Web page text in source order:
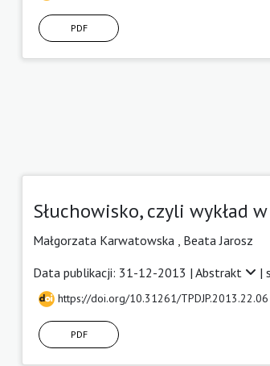
PDF
Słuchowisko, czyli wykład
Małgorzata Karwatowska , Beata Jarosz
Data publikacji: 31-12-2013 | Abstrakt |
https://doi.org/10.31261/TPDJP.2013.22.06
PDF